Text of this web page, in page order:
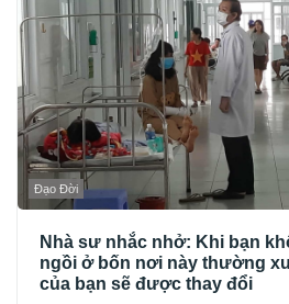
Đạo Đời
Nhà sư nhắc nhở: Khi bạn
ngồi ở bốn nơi này thường
của bạn sẽ được thay đổi